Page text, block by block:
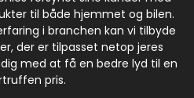
til både hjemmet og bilen.
i branchen kan vi tilbyde
der er tilpasset netop jeres
med at få en bedre lyd til en
pris.